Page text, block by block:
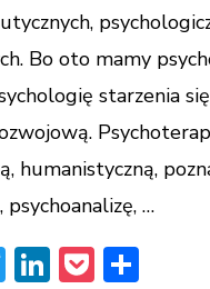
Bo oto mamy
starzenia
humanistyczną,
…
Twitter
LinkedIn
Pocket